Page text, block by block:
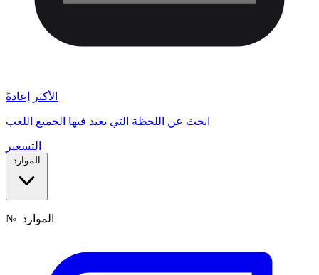
الأكثر إعادةً
ابحث عن اللحظة التي يعيد فيها الجميع اللعب
التسعير
الموارد
№ الموارد